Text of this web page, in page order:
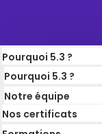
Pourquoi 5.3 ?
Pourquoi 5.3 ?
Notre équipe
Nos certificats